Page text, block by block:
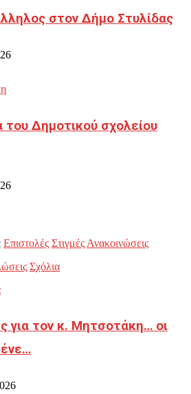
στον Δήμο Στυλίδας
του Δημοτικού σχολείου
Επιστολές Στιγμές Ανακοινώσεις
Σχόλια
για τον κ. Μητσοτάκη… οι